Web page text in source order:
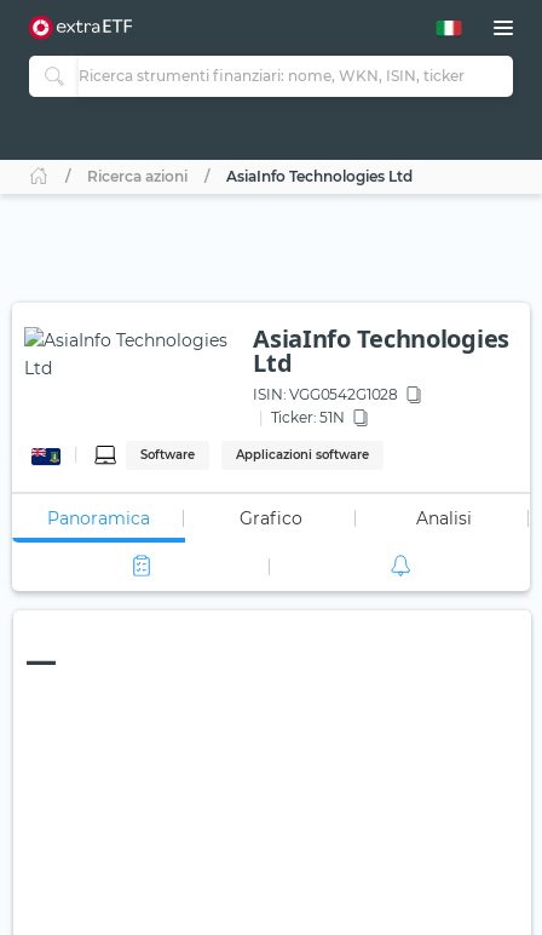
Ricerca azioni AsiaInfo Technologies Ltd
AsiaInfo Technologies
Ltd
ISIN: VGG0542G1028
Ticker: 51N
Software Applicazioni software
Panoramica Grafico Analisi
—